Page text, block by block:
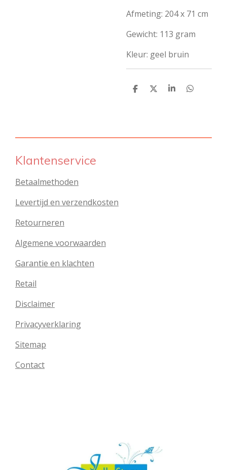
Afmeting: 204 x 71 cm
Gewicht: 113 gram
Kleur: geel bruin
D
D
S
D
Klantenservice
Betaalmethoden
Levertijd en verzendkosten
Retourneren
Algemene voorwaarden
Garantie en klachten
Retail
Disclaimer
Privacyverklaring
Sitemap
Contact